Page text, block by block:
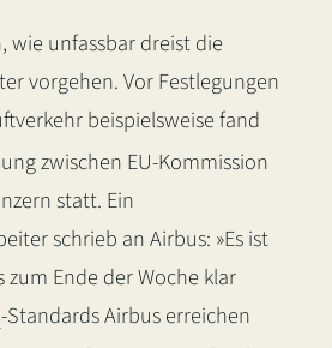
wie unfassbar dreist die
vorgehen. Vor Festlegungen
beispielsweise fand
zwischen EU-Kommission
statt. Ein
schrieb an Airbus: »Es ist
Ende der Woche klar
-Standards Airbus erreichen